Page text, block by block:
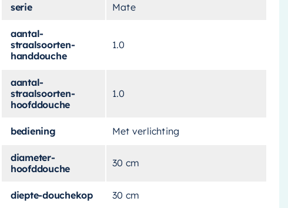
serie Mate
aantal-
straalsoorten-
handdouche
1.0
aantal-
straalsoorten-
hoofddouche
1.0
bediening Met verlichting
diameter-
hoofddouche
30 cm
diepte-douchekop 30 cm